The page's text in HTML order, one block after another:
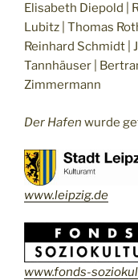
Elisabeth Diepold |
Lubitz | Thomas
Reinhard Schmidt |
Tannhäuser |
Zimmermann
Der Hafen wurde
www.leipzig.de
www.fonds-